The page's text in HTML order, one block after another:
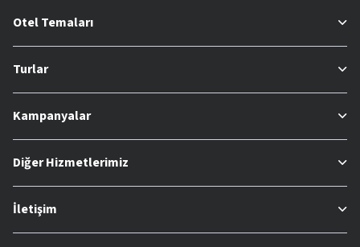
Otel Temaları
Turlar
Kampanyalar
Diğer Hizmetlerimiz
İletişim